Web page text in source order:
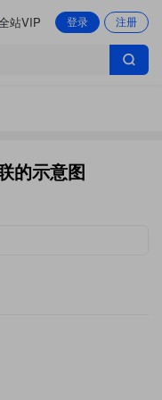
登录 注册
站VIP
的示意图